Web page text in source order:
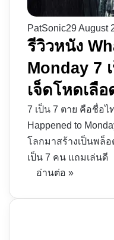
PatSonic29 August
รีวิวหนัง
Monday 7
เจ็ดโหดเลื
7 เป็น 7 ตาย คือชื่อไ
Happened to
โลกมาสร้างเป็นพล็
เป็น 7 คน แถมเล่นดี
อ่านต่อ »